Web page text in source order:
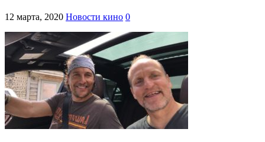
12 марта, 2020 Новости кино 0